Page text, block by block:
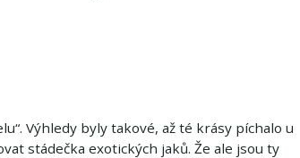
Výhledy byly takové, až té krásy píchalo u
stádečka exotických jaků. Že ale jsou ty